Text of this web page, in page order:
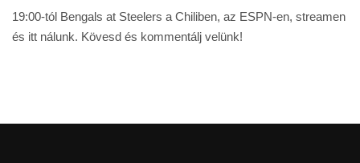
19:00-tól Bengals at Steelers a Chiliben, az ESPN-en, streamen
és itt nálunk. Kövesd és kommentálj velünk!